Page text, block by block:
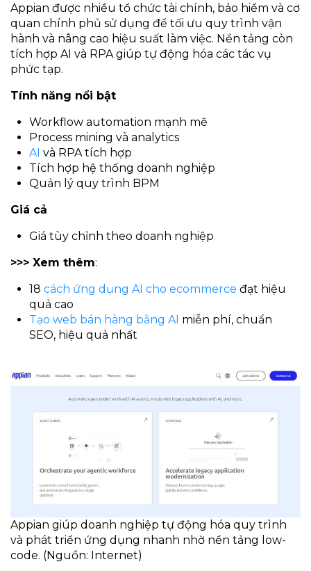
Appian được nhiều tổ chức tài chính, bảo hiểm và cơ
quan chính phủ sử dụng để tối ưu quy trình vận
hành và nâng cao hiệu suất làm việc. Nền tảng còn
tích hợp AI và RPA giúp tự động hóa các tác vụ
phức tạp.
Tính năng nổi bật
Workflow automation mạnh mẽ
Process mining và analytics
AI và RPA tích hợp
Tích hợp hệ thống doanh nghiệp
Quản lý quy trình BPM
Giá cả
Giá tùy chỉnh theo doanh nghiệp
>>> Xem thêm:
18cách ứng dụng AI cho ecommerce đạt hiệu
quả cao
Tạo web bán hàng bằng AI miễn phí, chuẩn
SEO, hiệu quả nhất
Appian giúp doanh nghiệp tự động hóa quy trình
và phát triển ứng dụng nhanh nhờ nền tảng low-
code. (Nguồn: Internet)